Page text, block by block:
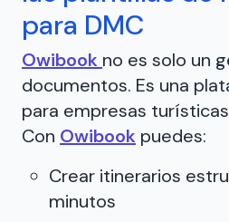
para DMC
Owibook no es solo un
documentos. Es una
para empresas
Con Owibook puedes:
Crear itinerarios
minutos